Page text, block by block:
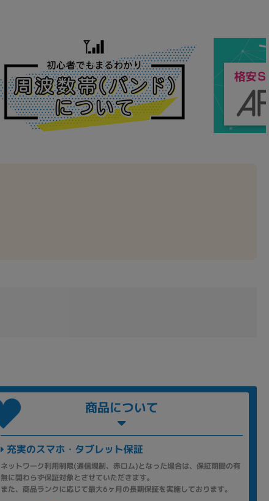
商品について
充実のスマホ・タブレット保証
ネットワーク利用制限(通信規制、赤ロム)となった場合は、保証期間の有
無に関わらず保証対象とさせていただきます。
また、商品ランクに応じて最大6ヶ月の長期保証を実施しております。